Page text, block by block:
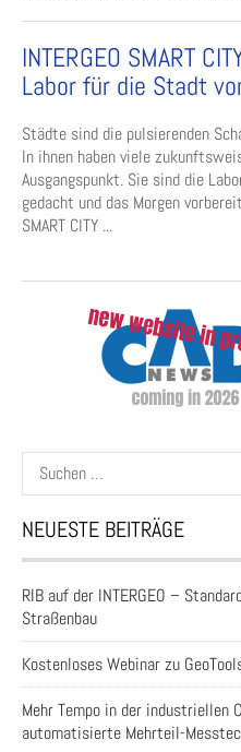
INTERGEO SMART
Labor für die Stadt
Städte sind die pulsierenden
In ihnen haben viele
Ausgangspunkt. Sie sind die
gedacht und das Morgen
SMART CITY ...
Suchen
nach:
NEUESTE BEITRÄGE
RIB auf der INTERGEO –
Straßenbau
Kostenloses Webinar zu
Mehr Tempo in der industriellen
automatisierte Mehrteil-